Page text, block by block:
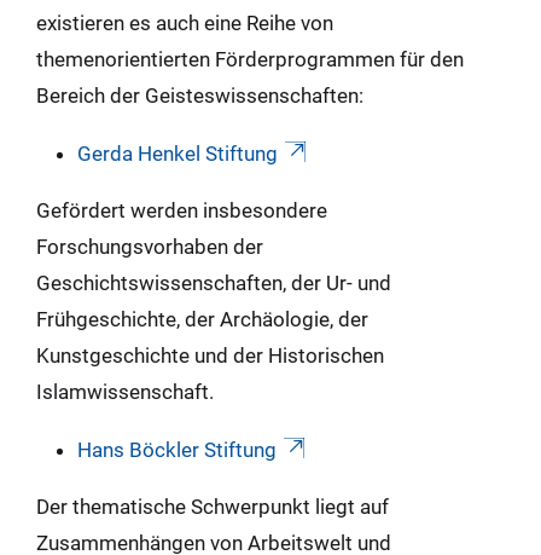
existieren es auch eine Reihe von
themenorientierten Förderprogrammen für den
Bereich der Geisteswissenschaften:
Gerda Henkel Stiftung
Gefördert werden insbesondere
Forschungsvorhaben der
Geschichtswissenschaften, der Ur- und
Frühgeschichte, der Archäologie, der
Kunstgeschichte und der Historischen
Islamwissenschaft.
Hans Böckler Stiftung
Der thematische Schwerpunkt liegt auf
Zusammenhängen von Arbeitswelt und